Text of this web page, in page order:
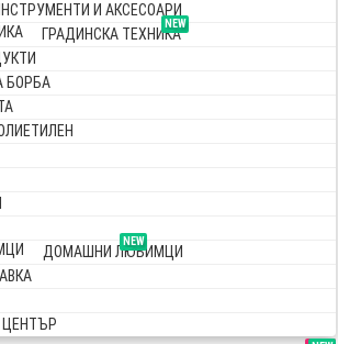
И АКСЕСОАРИ
NEW
ГРАДИНСКА ТЕХНИКА
БОРБА
NEW
ДОМАШНИ ЛЮБИМЦИ